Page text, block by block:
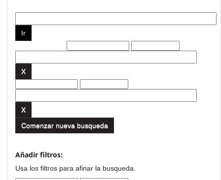
Comenzar nueva busqueda
Añadir filtros:
Usa los filtros para afinar la busqueda.